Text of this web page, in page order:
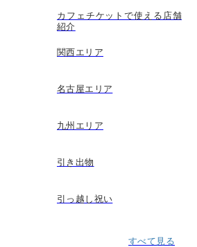
カフェチケットで使える店舗
紹介
関西エリア
名古屋エリア
九州エリア
引き出物
引っ越し祝い
すべて見る